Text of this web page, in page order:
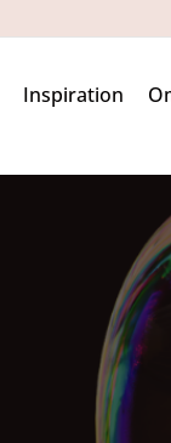
Inspiration